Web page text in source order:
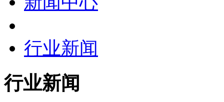
行业新闻
行业新闻